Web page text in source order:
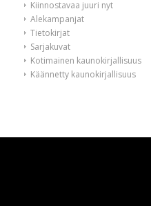
Kiinnostavaa juuri nyt
Alekampanjat
Tietokirjat
Sarjakuvat
Kotimainen kaunokirjallisuus
Käännetty kaunokirjallisuus